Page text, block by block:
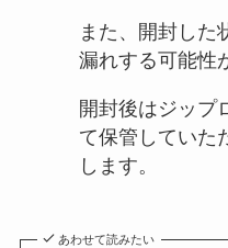
また、開封した
漏れする可能性
開封後はジップ
て保管していた
します。
あわせて読みたい